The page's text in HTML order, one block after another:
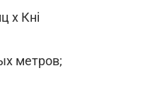
х Кні
метров;